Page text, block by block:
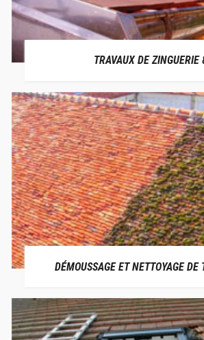
TRAVAUX DE ZINGUERIE
DÉMOUSSAGE ET NETTOYAGE DE